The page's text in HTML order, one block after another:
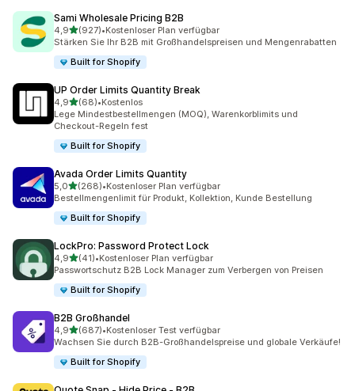
Sami Wholesale Pricing B2B
4,9von 5 Sternen
(927)
927 Rezensionen insgesamt
•Kostenloser Plan verfügbar
Stärken Sie Ihr B2B mit Großhandelspreisen und Mengenrabatten
Built for Shopify
UP Order Limits Quantity Break
4,9von 5 Sternen
(68)
68 Rezensionen insgesamt
•Kostenlos
Lege Mindestbestellmengen (MOQ), Warenkorblimits und
Checkout-Regeln fest
Built for Shopify
Avada Order Limits Quantity
5,0von 5 Sternen
(268)
268 Rezensionen insgesamt
•Kostenloser Plan verfügbar
Bestellmengenlimit für Produkt, Kollektion, Kunde Bestellung
Built for Shopify
LockPro: Password Protect Lock
4,9von 5 Sternen
(41)
41 Rezensionen insgesamt
•Kostenloser Plan verfügbar
Passwortschutz B2B Lock Manager zum Verbergen von Preisen
Built for Shopify
B2B Großhandel
4,9von 5 Sternen
(687)
687 Rezensionen insgesamt
•Kostenloser Test verfügbar
Wachsen Sie durch B2B-Großhandelspreise und globale Verkäufe!
Built for Shopify